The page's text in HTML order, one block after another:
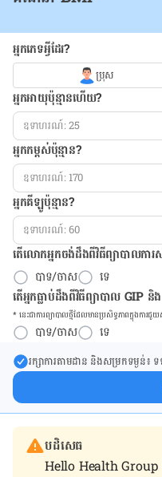
អ្នកភេទអ្វីដែរ?
ប្រុស
អ្នកអាយុប៉ុន្មានហើយ?
អ្នកកម្ពស់ប៉ុន្មាន?
អ្នកគីឡូប៉ុន្មាន?
តើលោកអ្នកចង់ដឹង​ពីវិធីព្យាបាលការ
បាទ/ចាស
ទេ
តើអ្នកធ្លាប់ដឹងពីវិធីព្យាបាល GIP
* នេះ​ជា​ការ​ព្យា​បាល​ថ្មីដែល​​មាន​ប្រសិទ្ធ​ភាព​ក្នុង​កា
បាទ/ចាស ទេ
រក្សា​ការ​តាមដាន និងសម្រក​ទម្ងន់៖
ការសម្រក​ទម្ងន់ និងការផ្តល់ជំនួយដ
បដិសេធ
Hello Health Group